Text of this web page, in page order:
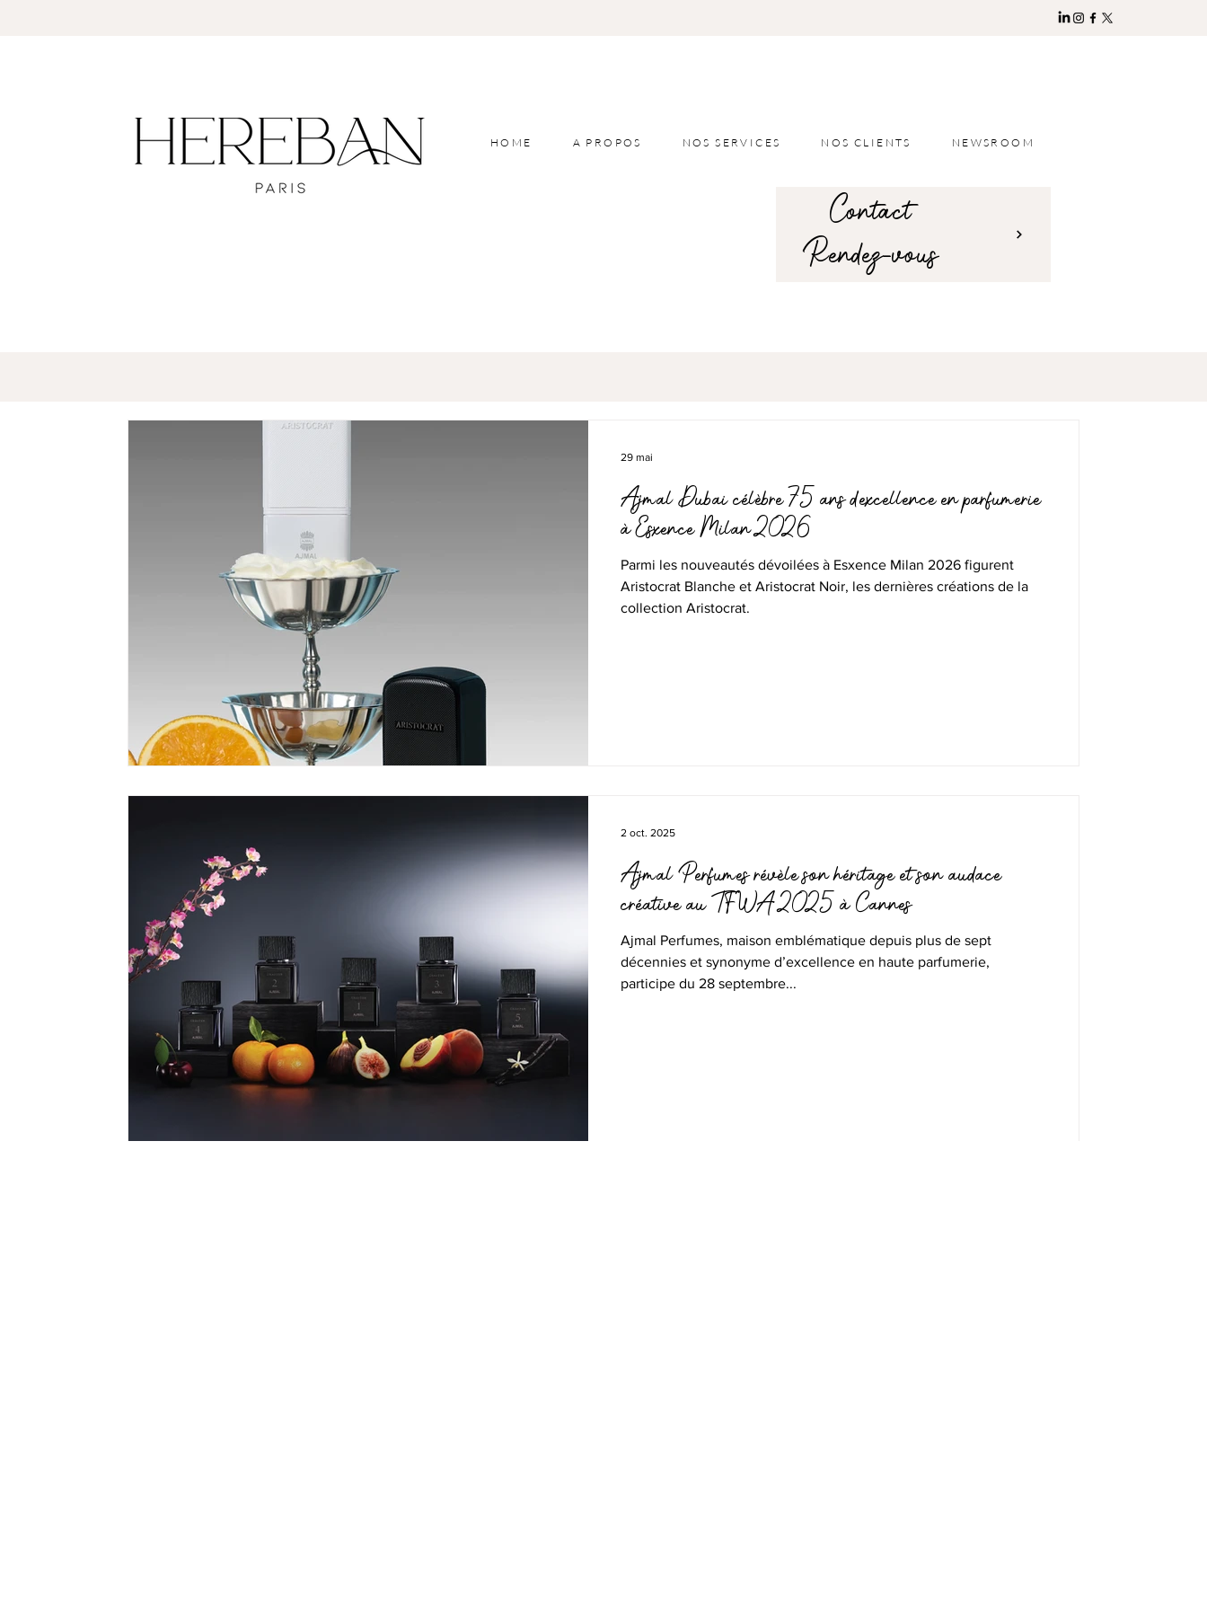
HOME A PROPOS NOS SERVICES NOS CLIENTS NEWSROOM
Rendez-vous
Contact
Ajmal Dubai célèbre 75 ans d’excellence en parfumerie
à Esxence Milan 2026
Parmi les nouveautés dévoilées à Esxence Milan 2026 figurent
Aristocrat Blanche et Aristocrat Noir, les dernières créations de la
collection Aristocrat.
29 mai
Ajmal Perfumes révèle son héritage et son audace
créative au TFWA 2025 à Cannes
Ajmal Perfumes, maison emblématique depuis plus de sept
décennies et synonyme d’excellence en haute parfumerie,
participe du 28 septembre...
2 oct. 2025